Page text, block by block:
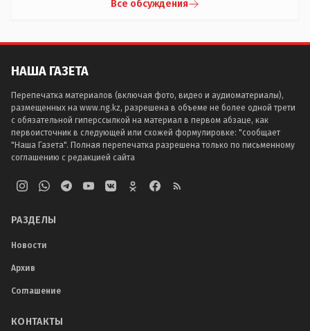
Все обсуждения
НАША ГАЗЕТА
Перепечатка материалов (включая фото, видео и аудиоматериалы),
размещенных на www.ng.kz, разрешена в объеме не более одной трети
с обязательной гиперссылкой на материал в первом абзаце, как
первоисточник в следующей или схожей формулировке: "сообщает
"Наша Газета". Полная перепечатка разрешена только по письменному
соглашению с редакцией сайта
РАЗДЕЛЫ
Новости
Архив
Соглашение
КОНТАКТЫ